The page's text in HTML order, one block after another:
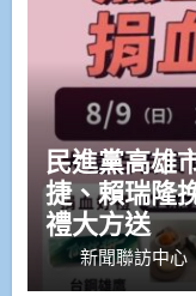
民進黨高雄
捷、賴瑞隆
禮大方送
新聞聯訪中心